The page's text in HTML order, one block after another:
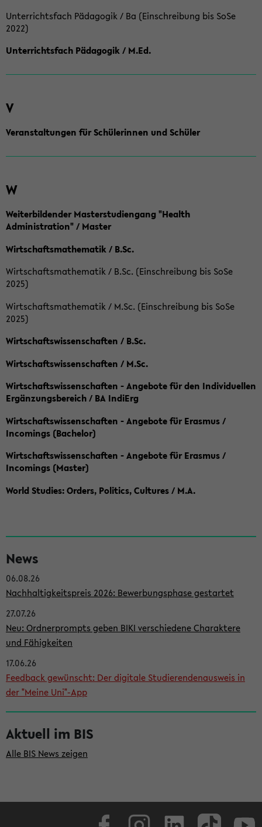
Unterrichtsfach Pädagogik / Ba (Einschreibung bis SoSe
2022)
Unterrichtsfach Pädagogik / M.Ed.
V
Veranstaltungen für Schülerinnen und Schüler
W
Weiterbildender Masterstudiengang "Health
Administration" / Master
Wirtschaftsmathematik / B.Sc.
Wirtschaftsmathematik / B.Sc. (Einschreibung bis SoSe
2025)
Wirtschaftsmathematik / M.Sc. (Einschreibung bis SoSe
2025)
Wirtschaftswissenschaften / B.Sc.
Wirtschaftswissenschaften / M.Sc.
Wirtschaftswissenschaften - Angebote für den Individuellen
Ergänzungsbereich / BA IndiErg
Wirtschaftswissenschaften - Angebote für Erasmus /
Incomings (Bachelor)
Wirtschaftswissenschaften - Angebote für Erasmus /
Incomings (Master)
World Studies: Orders, Politics, Cultures / M.A.
e
i
t
e
n
l
e
i
s
t
e
News
06.08.26
Nachhaltigkeitspreis 2026: Bewerbungsphase gestartet
27.07.26
Neu: Ordnerprompts geben BIKI verschiedene Charaktere
und Fähigkeiten
17.06.26
Feedback gewünscht: Der digitale Studierendenausweis in
der "Meine Uni"-App
Aktuell im BIS
Alle BIS News zeigen